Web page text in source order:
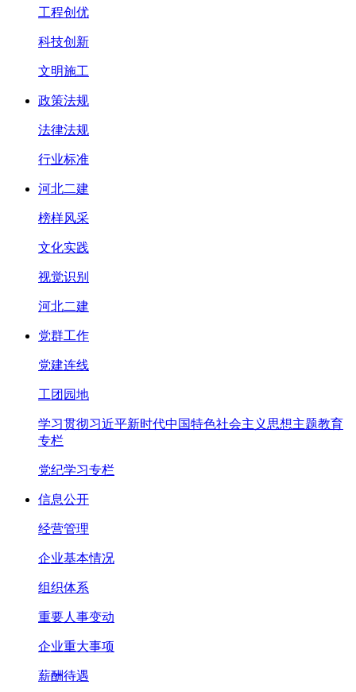
工程创优
科技创新
文明施工
政策法规
法律法规
行业标准
河北二建
榜样风采
文化实践
视觉识别
河北二建
党群工作
党建连线
工团园地
学习贯彻习近平新时代中国特色社会主义思想主题教育
专栏
党纪学习专栏
信息公开
经营管理
企业基本情况
组织体系
重要人事变动
企业重大事项
薪酬待遇